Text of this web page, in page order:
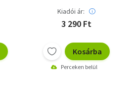
Kiadói ár:
3 290 Ft
Kosárba
Perceken belül